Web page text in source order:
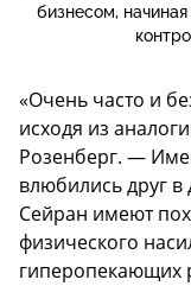
бизнесом,
«Очень часто и
исходя из
Розенберг. —
влюбились друг в
Сейран имеют
физического
гиперопекающих